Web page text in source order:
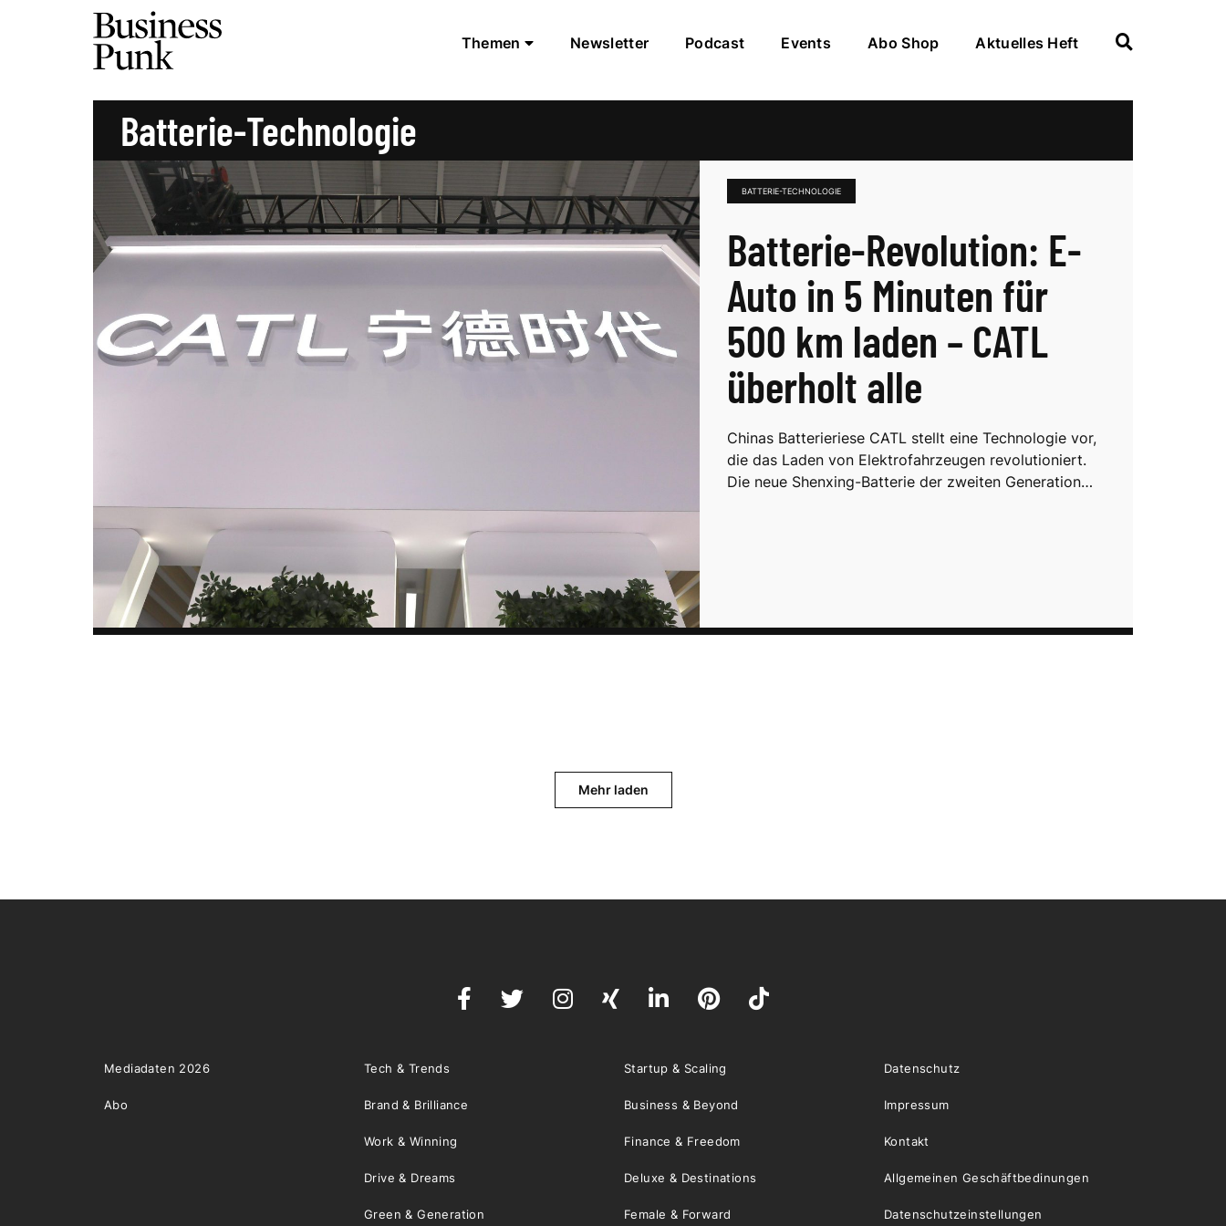
Themen Newsletter Podcast Events Abo Shop Aktuelles Heft
Batterie-Technologie
BATTERIE-TECHNOLOGIE
Batterie-Revolution: E-
Auto in 5 Minuten für
500 km laden – CATL
überholt alle
Chinas Batterieriese CATL stellt eine Technologie vor,
die das Laden von Elektrofahrzeugen revolutioniert.
Die neue Shenxing-Batterie der zweiten Generation…
Mehr laden
Mediadaten 2026
Abo
Tech & Trends Startup & Scaling
Brand & Brilliance Business & Beyond
Work & Winning Finance & Freedom
Drive & Dreams Deluxe & Destinations
Green & Generation Female & Forward
Datenschutz
Impressum
Kontakt
Allgemeinen Geschäftbedinungen
Datenschutzeinstellungen